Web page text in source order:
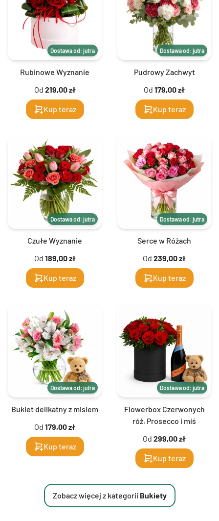
Dostawa od: jutra
Rubinowe Wyznanie
Od 219,00 zł
Kup teraz
Dostawa od: jutra
Pudrowy Zachwyt
Od 179,00 zł
Kup teraz
Dostawa od: jutra
Czułe Wyznanie
Od 189,00 zł
Kup teraz
Dostawa od: jutra
Serce w Różach
Od 239,00 zł
Kup teraz
Dostawa od: jutra
Bukiet delikatny z misiem
Od 179,00 zł
Kup teraz
Dostawa od: jutra
Flowerbox Czerwonych
róż, Prosecco i miś
Od 299,00 zł
Kup teraz
Zobacz więcej z kategorii Bukiety